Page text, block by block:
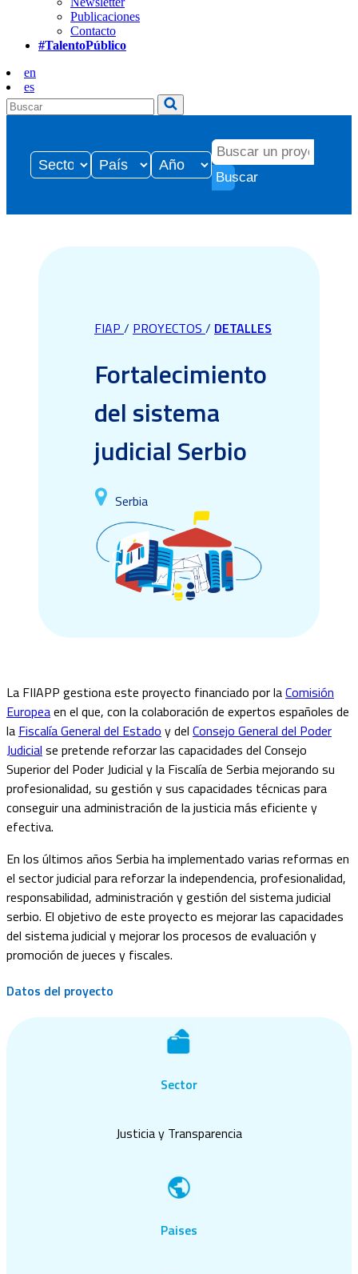
Publicaciones
Contacto
#TalentoPúblico
en
es
Buscar
FIAP / PROYECTOS / DETALLES
Fortalecimiento
del sistema
judicial Serbio
Serbia
La FIIAPP gestiona este proyecto financiado por laComisión
Europeaen el que, con la colaboración de expertos españoles de
la Fiscalía General del Estado y del Consejo General del Poder
Judicial se pretende reforzar las capacidades del Consejo
Superior del Poder Judicial y la Fiscalía de Serbia mejorando su
profesionalidad, su gestión y sus capacidades técnicas para
conseguir una administración de la justicia más eficiente y
efectiva.
En los últimos años Serbia ha implementado varias reformas en
el sector judicial para reforzar la independencia, profesionalidad,
responsabilidad, administración y gestión del sistema judicial
serbio. El objetivo de este proyecto es mejorar las capacidades
del sistema judicial y mejorar los procesos de evaluación y
promoción de jueces y fiscales.
Datos del proyecto
Sector
Justicia y Transparencia
Paises